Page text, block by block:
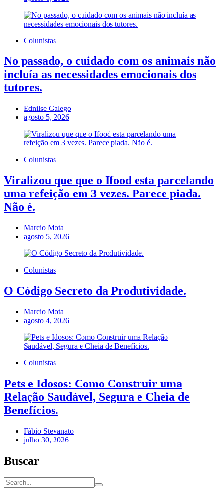
Colunistas
No passado, o cuidado com os animais não
incluía as necessidades emocionais dos
tutores.
Ednilse Galego
agosto 5, 2026
Colunistas
Viralizou que que o Ifood esta parcelando
uma refeição em 3 vezes. Parece piada.
Não é.
Marcio Mota
agosto 5, 2026
Colunistas
O Código Secreto da Produtividade.
Marcio Mota
agosto 4, 2026
Colunistas
Pets e Idosos: Como Construir uma
Relação Saudável, Segura e Cheia de
Benefícios.
Fábio Stevanato
julho 30, 2026
Buscar